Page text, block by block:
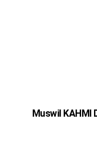
Muswil KAHMI